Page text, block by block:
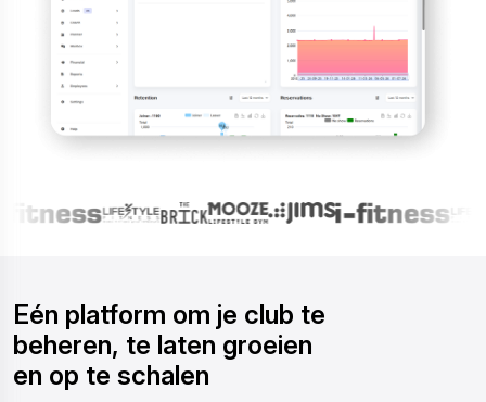
Eén platform om je club te
beheren, te laten groeien
en op te schalen